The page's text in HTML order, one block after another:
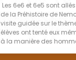
Les 6e6 et 6e5 sont
de la Préhistoire de
visite guidée sur le
élèves ont tenté eux
à la manière des